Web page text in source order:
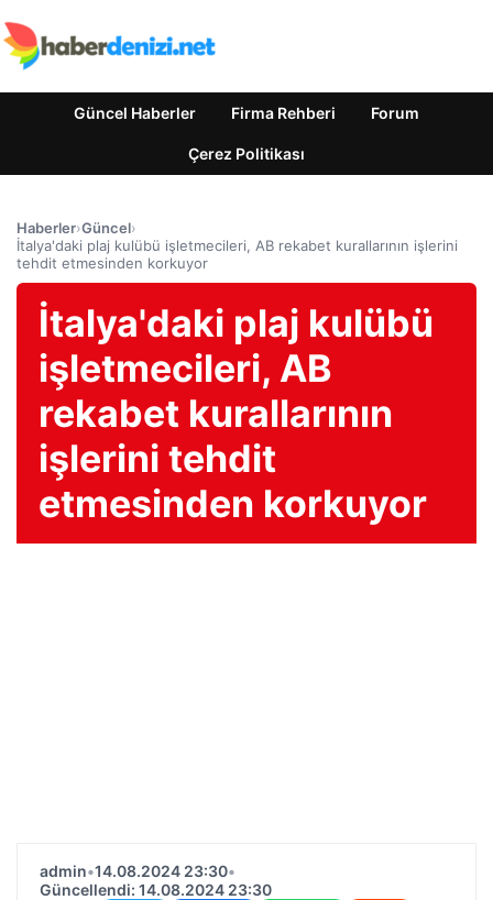
Güncel Haberler Firma Rehberi Forum
Çerez Politikası
Haberler›Güncel›
İtalya'daki plaj kulübü işletmecileri, AB rekabet kurallarının işlerini
tehdit etmesinden korkuyor
İtalya'daki plaj kulübü
işletmecileri, AB
rekabet kurallarının
işlerini tehdit
etmesinden korkuyor
admin•14.08.2024 23:30•
Güncellendi: 14.08.2024 23:30